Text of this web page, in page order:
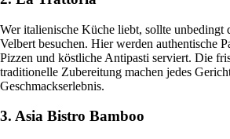
Wer italienische Küche liebt, sollte unbedingt
Velbert besuchen. Hier werden authentische
Pizzen und köstliche Antipasti serviert. Die
traditionelle Zubereitung machen jedes
Geschmackserlebnis.
3. Asia Bistro Bamboo